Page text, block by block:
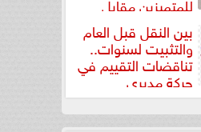
بين النقل قبل العام
والتثبيت لسنوات..
تناقضات التقييم في
حركة مديري